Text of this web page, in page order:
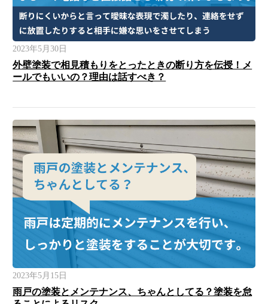
2023年5月30日
外壁塗装で相見積もりをとったときの断り方を伝授！メ
ールでもいいの？理由は話すべき？
2023年5月15日
雨戸の塗装とメンテナンス、ちゃんとしてる？塗装を怠